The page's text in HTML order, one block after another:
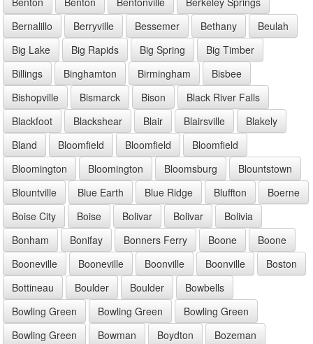
Bernalillo
Berryville Bessemer Bethany
Beulah
Big Lake
Big Rapids Big Spring
Big Timber
Billings
Binghamton Birmingham
Bisbee
Bishopville
Bismarck Bison
Black River Falls
Blackfoot
Blackshear Blair Blairsville
Blakely
Bland
Bloomfield Bloomfield
Bloomfield
Bloomington
Bloomington Bloomsburg
Blountstown
Blountville
Blue Earth Blue Ridge Bluffton
Boerne
Boise City
Boise Bolivar Bolivar
Bolivia
Bonham
Bonifay Bonners Ferry Boone
Boone
Booneville
Booneville Boonville Boonville
Boston
Bottineau
Boulder Boulder
Bowbells
Bowling Green
Bowling Green
Bowling Green
Bowling Green
Bowman Boydton
Bozeman